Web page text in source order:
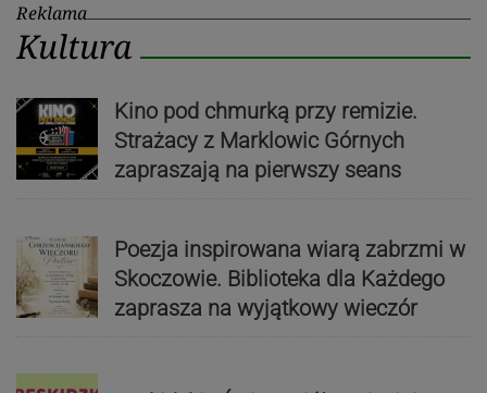
Reklama
Kultura
Kino pod chmurką przy remizie.
Strażacy z Marklowic Górnych
zapraszają na pierwszy seans
Poezja inspirowana wiarą zabrzmi w
Skoczowie. Biblioteka dla Każdego
zaprasza na wyjątkowy wieczór